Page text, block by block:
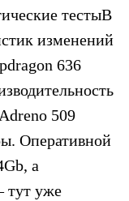
тестыВ
изменений
636
509
Оперативной
а
тут уже